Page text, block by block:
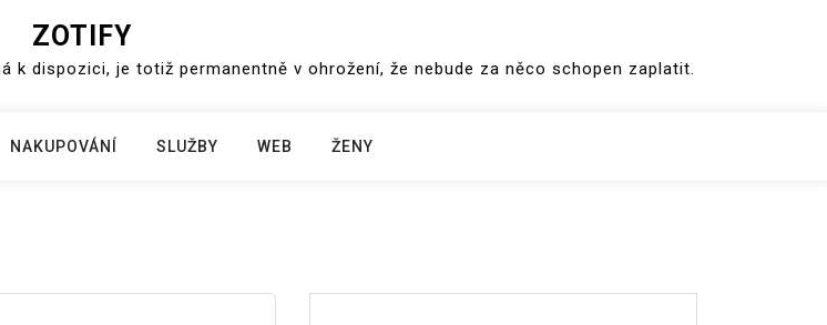
ZOTIFY
k dispozici, je totiž permanentně v ohrožení, že nebude za něco schopen zaplatit.
NAKUPOVÁNÍ SLUŽBY WEB ŽENY